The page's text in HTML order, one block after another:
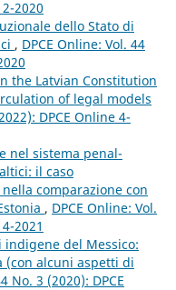
2020
dello Stato di
, DPCE Online: Vol. 44
the Latvian Constitution
of legal models
DPCE Online 4-
nel sistema penal-
il caso
comparazione con
, DPCE Online: Vol.
2021
indigene del Messico:
(con alcuni aspetti di
No. 3 (2020): DPCE